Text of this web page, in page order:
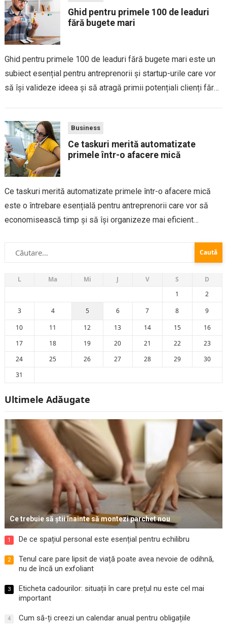
Ghid pentru primele 100 de leaduri
fără bugete mari
Ghid pentru primele 100 de leaduri fără bugete mari este un
subiect esențial pentru antreprenorii și startup-urile care vor
să își valideze ideea și să atragă primii potențiali clienți fără
Business
Ce taskuri merită automatizate
primele într-o afacere mică
Ce taskuri merită automatizate primele într-o afacere mică
este o întrebare esențială pentru antreprenorii care vor să
economisească timp și să își organizeze mai eficient
fondatorul sau echipa gestionează adesea multe
Caută
după:
L Ma Mi J V S
D
1
2
3
4 5 6 7 8
9
10
11 12 13 14 15
16
17
18 19 20 21 22
23
24
25 26 27 28 29
30
31
Ultimele Adăugate
Ce trebuie să știi înainte să montezi parchet nou
1 De ce spațiul personal este esențial pentru echilibru
2
Tenul care pare lipsit de viață poate avea nevoie de odihnă,
nu de încă un exfoliant
3
Eticheta cadourilor: situații în care prețul nu este cel mai
important
4
Cum să-ți creezi un calendar anual pentru obligațiile